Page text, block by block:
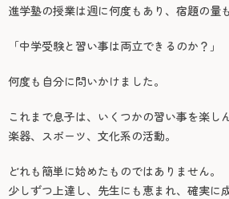
進学塾の授業は週に何度もあり、宿題の量
「中学受験と習い事は両立できるのか？」
何度も自分に問いかけました。
これまで息子は、いくつかの習い事を楽し
楽器、スポーツ、文化系の活動。
どれも簡単に始めたものではありません。
少しずつ上達し、先生にも恵まれ、確実に